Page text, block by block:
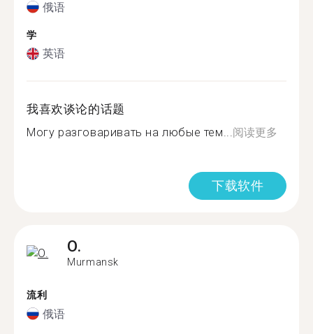
俄语
学
英语
我喜欢谈论的话题
Могу разговаривать на любые тем...阅读更多
下载软件
O.
Murmansk
流利
俄语